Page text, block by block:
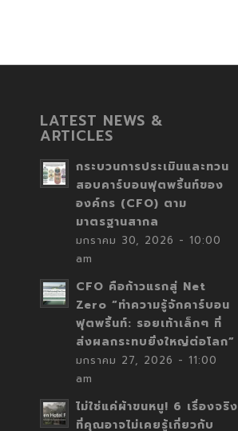
LATEST NEWS &
ARTICLES
กระบวนการประเมินและทวน
สอบคาร์บอนฟุตพริ้นท์ของ
องค์กร (CFO) ตาม
มาตรฐานสากล
มกราคม 30, 2026 - 10:00
am
CFO คือก้าวแรกสู่ Net
Zero “ทำความรู้จักคาร์บอน
ฟุตพริ้นท์: รอยเท้าเล็กๆ ที่
ส่งผลกระทบยิ่งใหญ่ต่อโลก”
มกราคม 27, 2026 - 11:00
am
ไม่ใช่แค่ผ้าขนหนู! 6 เรื่องจริง
ที่คุณอาจไม่เคยรู้เกี่ยวกับ